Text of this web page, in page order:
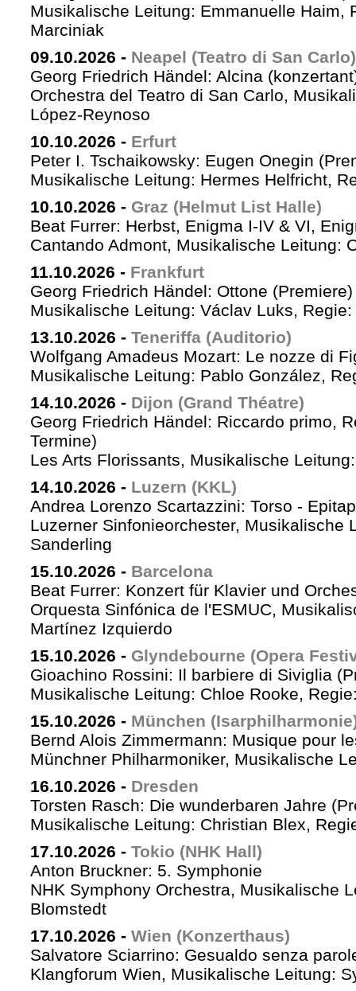
Musikalische Leitung: Emmanuelle Haim,
Marciniak
09.10.2026 - Neapel (Teatro di San Carlo)
Georg Friedrich Händel: Alcina
Orchestra del Teatro di San Carlo,
López-Reynoso
10.10.2026 - Erfurt
Peter I. Tschaikowsky: Eugen Onegin
Musikalische Leitung: Hermes Helfricht,
10.10.2026 - Graz (Helmut List Halle)
Beat Furrer: Herbst, Enigma I-IV & VI,
Cantando Admont, Musikalische Leitung:
11.10.2026 - Frankfurt
Georg Friedrich Händel: Ottone (Premiere)
Musikalische Leitung: Václav Luks,
13.10.2026 - Teneriffa (Auditorio)
Wolfgang Amadeus Mozart: Le nozze di
Musikalische Leitung: Pablo González,
14.10.2026 - Dijon (Grand Théatre)
Georg Friedrich Händel: Riccardo primo,
Termine)
Les Arts Florissants, Musikalische
14.10.2026 - Luzern (KKL)
Andrea Lorenzo Scartazzini: Torso -
Luzerner Sinfonieorchester, Musikalische
Sanderling
15.10.2026 - Barcelona
Beat Furrer: Konzert für Klavier und
Orquesta Sinfónica de l'ESMUC,
Martínez Izquierdo
15.10.2026 - Glyndebourne (Opera
Gioachino Rossini: Il barbiere di Siviglia
Musikalische Leitung: Chloe Rooke,
15.10.2026 - München
Bernd Alois Zimmermann: Musique pour
Münchner Philharmoniker, Musikalische
16.10.2026 - Dresden
Torsten Rasch: Die wunderbaren Jahre
Musikalische Leitung: Christian Blex,
17.10.2026 - Tokio (NHK Hall)
Anton Bruckner: 5. Symphonie
NHK Symphony Orchestra, Musikalische
Blomstedt
17.10.2026 - Wien (Konzerthaus)
Salvatore Sciarrino: Gesualdo senza
Klangforum Wien, Musikalische Leitung: